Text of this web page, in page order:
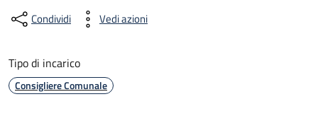
Condividi Vedi azioni
Tipo di incarico
Consigliere Comunale